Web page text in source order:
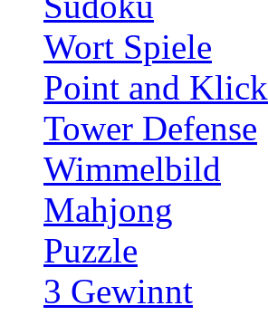
Wort Spiele
Point and Klick
Tower Defense
Wimmelbild
Mahjong
Puzzle
3 Gewinnt